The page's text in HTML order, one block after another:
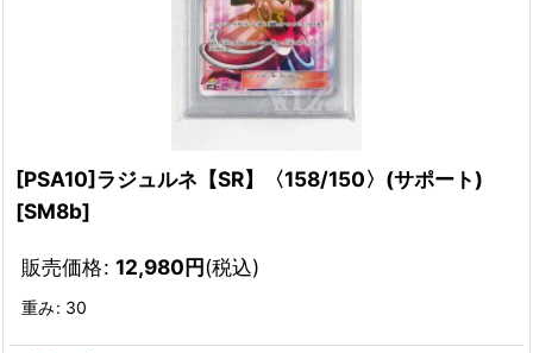
[PSA10]ラジュルネ【SR】〈158/150〉(サポート)
[SM8b]
販売価格: 12,980円(税込)
重み: 30